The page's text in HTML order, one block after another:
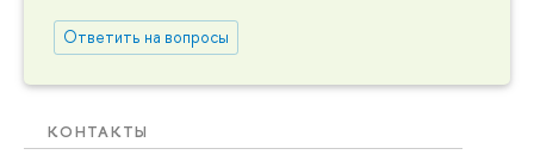
Ответить на вопросы
КОНТАКТЫ